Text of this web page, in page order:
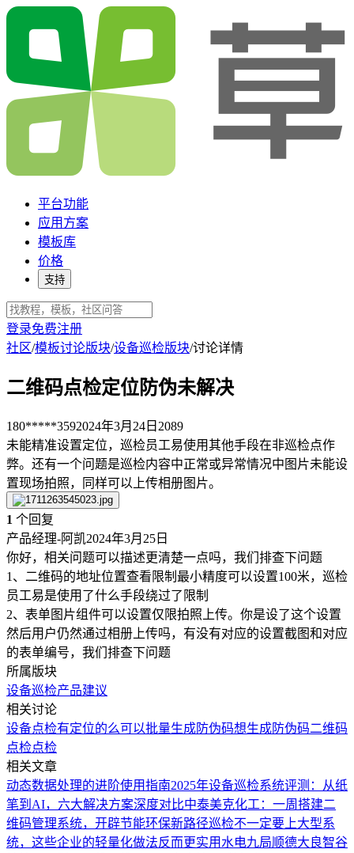
平台功能
应用方案
模板库
价格
支持
登录免费注册
社区/模板讨论版块/设备巡检版块/讨论详情
二维码点检定位防伪未解决
180*****3592024年3月24日 2089
未能精准设置定位，巡检员工易使用其他手段在非巡检点作
弊。还有一个问题是巡检内容中正常或异常情况中图片未能设
置现场拍照，同样可以上传相册图片。
1 个回复
产品经理-阿凯2024年3月25日
你好，相关问题可以描述更清楚一点吗，我们排查下问题
1、二维码的地址位置查看限制最小精度可以设置100米，巡检
员工易是使用了什么手段绕过了限制
2、表单图片组件可以设置仅限拍照上传。你是设了这个设置
然后用户仍然通过相册上传吗，有没有对应的设置截图和对应
的表单编号，我们排查下问题
所属版块
设备巡检产品建议
相关讨论
设备点检有定位的么可以批量生成防伪码想生成防伪码二维码
点检点检
相关文章
动态数据处理的进阶使用指南2025年设备巡检系统评测：从纸
笔到AI，六大解决方案深度对比中泰美克化工：一周搭建二
维码管理系统，开辟节能环保新路径巡检不一定要上大型系
统，这些企业的轻量化做法反而更实用 水电九局顺德大良智谷